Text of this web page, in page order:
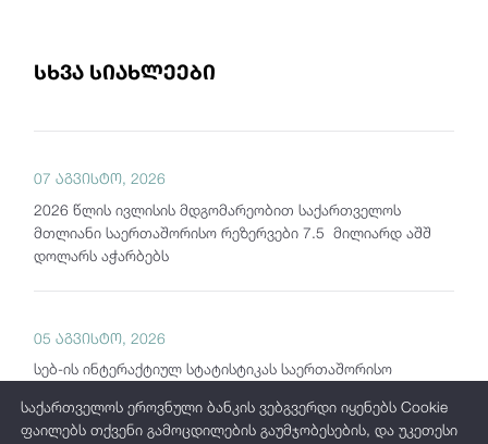
სხვა სიახლეები
07 აგვისტო, 2026
2026 წლის ივლისის მდგომარეობით საქართველოს
მთლიანი საერთაშორისო რეზერვები 7.5 მილიარდ აშშ
დოლარს აჭარბებს
05 აგვისტო, 2026
სებ-ის ინტერაქტიულ სტატისტიკას საერთაშორისო
რეპორტი დაემატა
საქართველოს ეროვნული ბანკის ვებგვერდი იყენებს Cookie
ფაილებს თქვენი გამოცდილების გაუმჯობესების, და უკეთესი